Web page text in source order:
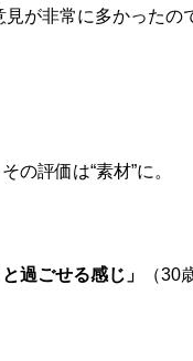
非常に多かったの
評価は“素材”に。
過ごせる感じ」
（30